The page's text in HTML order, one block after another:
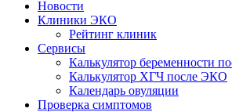
Новости
Клиники ЭКО
Рейтинг клиник
Сервисы
Калькулятор беременности
Калькулятор ХГЧ после ЭКО
Календарь овуляции
Проверка симптомов